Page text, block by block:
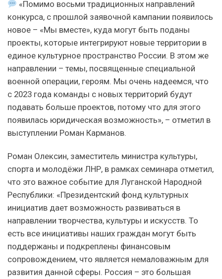
«Помимо восьми традиционных направлений
конкурса, с прошлой заявочной кампании появилось
новое – «Мы вместе», куда могут быть поданы
проекты, которые интегрируют новые территории в
единое культурное пространство России. В этом же
направлении – темы, посвященные специальной
военной операции, героям. Мы очень надеемся, что
с 2023 года команды с новых территорий будут
подавать больше проектов, потому что для этого
появилась юридическая возможность», – отметил в
выступлении Роман Карманов.
Роман Олексин, заместитель министра культуры,
спорта и молодёжи ЛНР, в рамках семинара отметил,
что это важное событие для Луганской Народной
Республики: «Президентский фонд культурных
инициатив дает возможность развиваться в
направлении творчества, культуры и искусств. То
есть все инициативы наших граждан могут быть
поддержаны и подкреплены финансовым
сопровождением, что является немаловажным для
развития данной сферы. Россия – это большая